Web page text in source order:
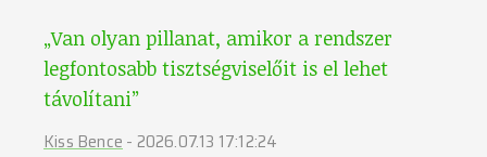
„Van olyan pillanat, amikor a rendszer
legfontosabb tisztségviselőit is el lehet
távolítani”
Kiss Bence- 2026.07.13 17:12:24